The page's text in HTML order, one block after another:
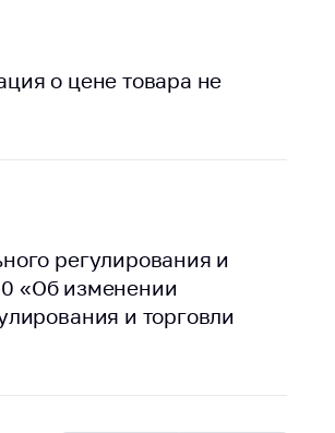
о цене товара не
регулирования и
«Об изменении
и торговли